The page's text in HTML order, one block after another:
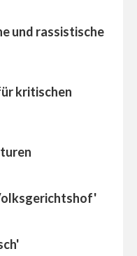
und rassistische
kritischen